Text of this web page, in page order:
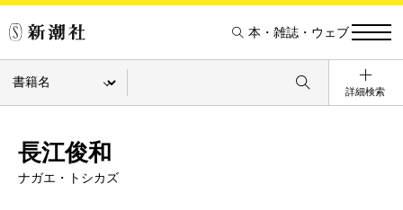
本・雑誌・ウェブ
詳細検索
長江俊和
ナガエ・トシカズ